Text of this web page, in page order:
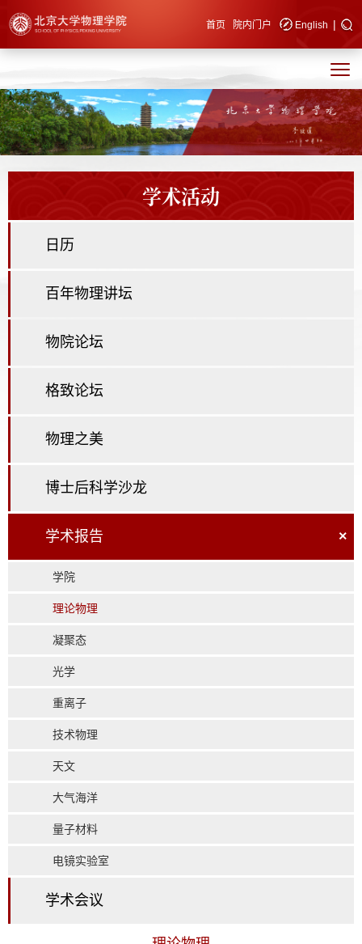
快速导航 首页 院内门户 English |
学术活动
日历
百年物理讲坛
物院论坛
格致论坛
物理之美
博士后科学沙龙
学术报告 ×
学院
理论物理
凝聚态
光学
重离子
技术物理
天文
大气海洋
量子材料
电镜实验室
学术会议